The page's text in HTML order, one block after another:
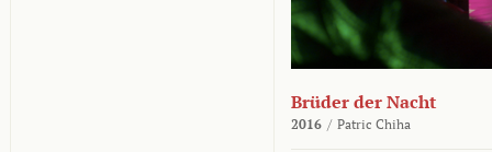
Brüder der Nacht
2016 / Patric Chiha